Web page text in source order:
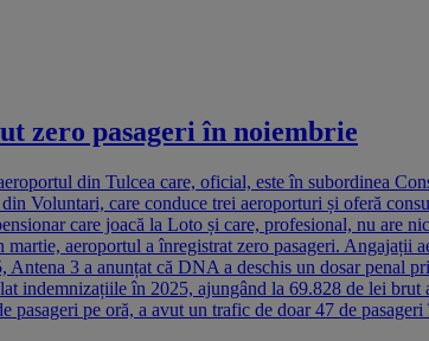
zero pasageri în noiembrie
din Tulcea care, oficial, este în subordinea
Voluntari, care conduce trei aeroporturi și oferă
care joacă la Loto și care, profesional, nu are
aeroportul a înregistrat zero pasageri. Angajații
3 a anunțat că DNA a deschis un dosar penal
indemnizațiile în 2025, ajungând la 69.828 de lei brut
pe oră, a avut un trafic de doar 47 de